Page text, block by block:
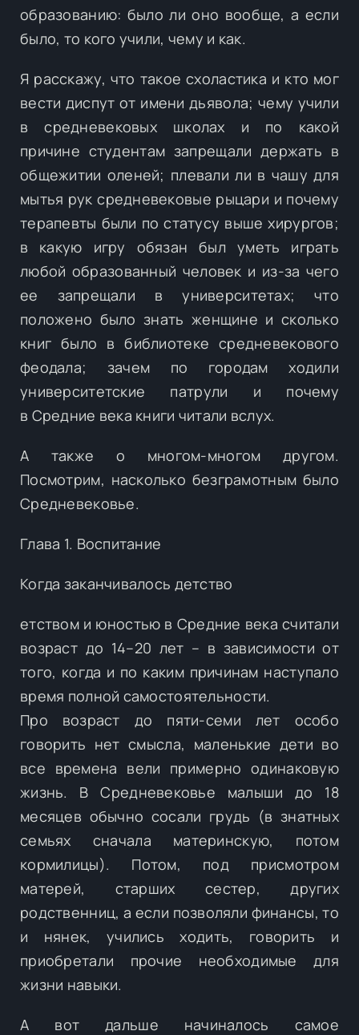
образованию: было ли оно вообще, а если
было, то кого учили, чему и как.
Я расскажу, что такое схоластика и кто мог
вести диспут от имени дьявола; чему учили
в средневековых школах и по какой
причине студентам запрещали держать в
общежитии оленей; плевали ли в чашу для
мытья рук средневековые рыцари и почему
терапевты были по статусу выше хирургов;
в какую игру обязан был уметь играть
любой образованный человек и из-за чего
ее запрещали в университетах; что
положено было знать женщине и сколько
книг было в библиотеке средневекового
феодала; зачем по городам ходили
университетские патрули и почему
в Средние века книги читали вслух.
А также о многом-многом другом.
Посмотрим, насколько безграмотным было
Средневековье.
Глава 1. Воспитание
Когда заканчивалось детство
етством и юностью в Средние века считали
возраст до 14–20 лет – в зависимости от
того, когда и по каким причинам наступало
время полной самостоятельности.
Про возраст до пяти-семи лет особо
говорить нет смысла, маленькие дети во
все времена вели примерно одинаковую
жизнь. В Средневековье малыши до 18
месяцев обычно сосали грудь (в знатных
семьях сначала материнскую, потом
кормилицы). Потом, под присмотром
матерей, старших сестер, других
родственниц, а если позволяли финансы, то
и нянек, учились ходить, говорить и
приобретали прочие необходимые для
жизни навыки.
А вот дальше начиналось самое